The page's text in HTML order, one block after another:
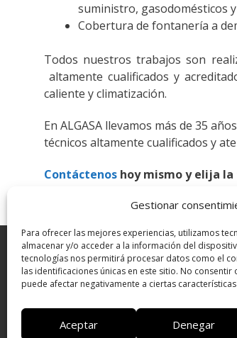
Gestionar
Para ofrecer las mejores experiencias, utilizamos
almacenar y/o acceder a la información del
tecnologías nos permitirá procesar datos como el
las identificaciones únicas en este sitio. No
puede afectar negativamente a ciertas
Aceptar Denegar
suministro, gasodomésticos
Cobertura de fontanería a
Todos nuestros trabajos son
altamente cualificados y
caliente y climatización.
En ALGASA llevamos más de 35
técnicos altamente cualificados y
Contáctenos hoy mismo y elija
Inicio
Aviso Legal
Política de Cookies
Política de Privacidad